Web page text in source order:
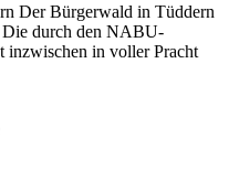
Der Bürgerwald in Tüddern
durch den NABU-
inzwischen in voller Pracht